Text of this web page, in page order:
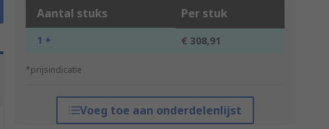
Aantal stuks Per stuk
1 + € 308,91
*prijsindicatie
Voeg toe aan onderdelenlijst